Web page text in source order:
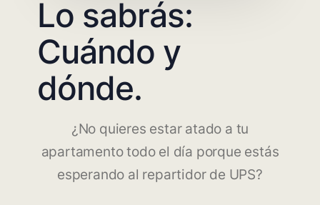
Lo sabrás:
Cuándo y
dónde.
¿No quieres estar atado a tu
apartamento todo el día porque estás
esperando al repartidor de UPS?